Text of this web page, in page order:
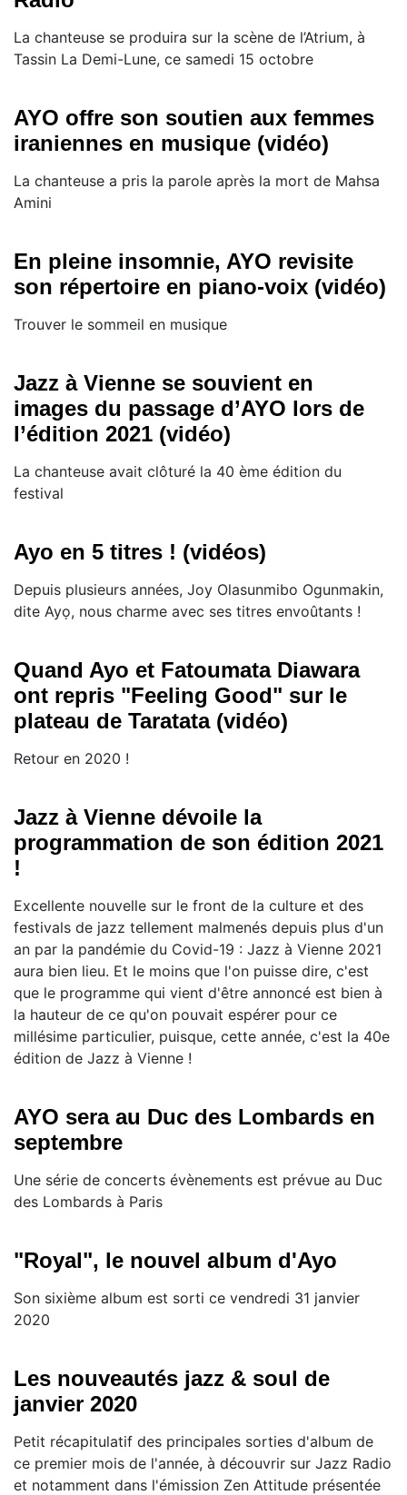
La chanteuse se produira sur la scène de l’Atrium, à
Tassin La Demi-Lune, ce samedi 15 octobre
AYO offre son soutien aux femmes
iraniennes en musique (vidéo)
La chanteuse a pris la parole après la mort de Mahsa
Amini
En pleine insomnie, AYO revisite
son répertoire en piano-voix (vidéo)
Trouver le sommeil en musique
Jazz à Vienne se souvient en
images du passage d’AYO lors de
l’édition 2021 (vidéo)
La chanteuse avait clôturé la 40 ème édition du
festival
Ayo en 5 titres ! (vidéos)
Depuis plusieurs années, Joy Olasunmibo Ogunmakin,
dite Ayọ, nous charme avec ses titres envoûtants !
Quand Ayo et Fatoumata Diawara
ont repris "Feeling Good" sur le
plateau de Taratata (vidéo)
Retour en 2020 !
Jazz à Vienne dévoile la
programmation de son édition 2021
!
Excellente nouvelle sur le front de la culture et des
festivals de jazz tellement malmenés depuis plus d'un
an par la pandémie du Covid-19 : Jazz à Vienne 2021
aura bien lieu. Et le moins que l'on puisse dire, c'est
que le programme qui vient d'être annoncé est bien à
la hauteur de ce qu'on pouvait espérer pour ce
millésime particulier, puisque, cette année, c'est la 40e
édition de Jazz à Vienne !
AYO sera au Duc des Lombards en
septembre
Une série de concerts évènements est prévue au Duc
des Lombards à Paris
"Royal", le nouvel album d'Ayo
Son sixième album est sorti ce vendredi 31 janvier
2020
Les nouveautés jazz & soul de
janvier 2020
Petit récapitulatif des principales sorties d'album de
ce premier mois de l'année, à découvrir sur Jazz Radio
et notamment dans l'émission Zen Attitude présentée